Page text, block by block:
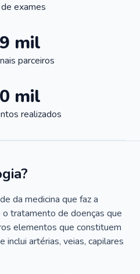
exames
mil
parceiros
mil
realizados
da medicina que faz a
tratamento de doenças que
elementos que constituem
inclui artérias, veias, capilares